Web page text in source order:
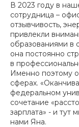
В 2023 году в
сотрудница –
отзывчивость,
привлекли
образованиями в
она постоянно
в
Именно поэтому
сферах. «
федеральном
сочетание
зарплата» - и
нами Яна.